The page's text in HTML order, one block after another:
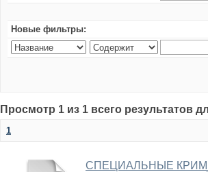
Новые фильтры:
Просмотр 1 из 1 всего результатов
1
СПЕЦИАЛЬНЫЕ